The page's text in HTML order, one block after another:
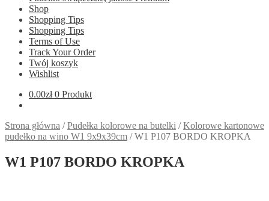
Shop
Shopping Tips
Shopping Tips
Terms of Use
Track Your Order
Twój koszyk
Wishlist
0.00zł 0 Produkt
Strona główna /Pudełka kolorowe na butelki /Kolorowe kartonowe
pudełko na wino W1 9x9x39cm /W1 P107 BORDO KROPKA
W1 P107 BORDO KROPKA